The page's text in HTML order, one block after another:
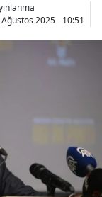
2025 - 10:51